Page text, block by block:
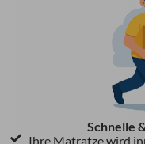
Schnelle
Ihre Matratze wird